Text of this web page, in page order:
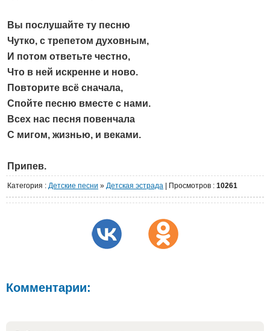
Вы послушайте ту песню
Чутко, с трепетом духовным,
И потом ответьте честно,
Что в ней искренне и ново.
Повторите всё сначала,
Спойте песню вместе с нами.
Всех нас песня повенчала
С мигом, жизнью, и веками.
Припев.
Категория : Детские песни » Детская эстрада Просмотров : 10261
Комментарии: